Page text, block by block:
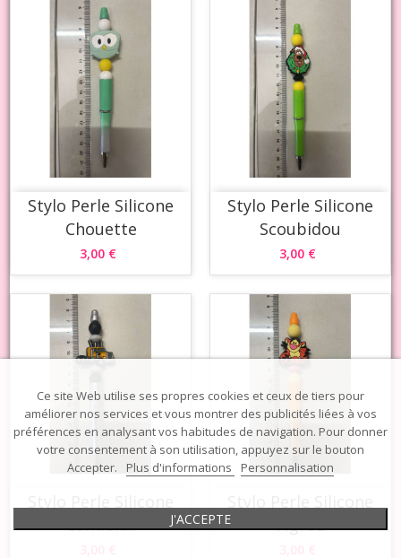
Stylo Perle Silicone
Chouette
3,00 €
Stylo Perle Silicone
Scoubidou
3,00 €
Camion...
Tigrou
Ce site Web utilise ses propres cookies et ceux de tiers pour
améliorer nos services et vous montrer des publicités liées à vos
préférences en analysant vos habitudes de navigation. Pour donner
votre consentement à son utilisation, appuyez sur le bouton
Accepter.
Plus d'informations Personnalisation
J'ACCEPTE